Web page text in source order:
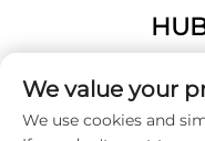
Tiongkok
Telp:+86-19859128239
We value your
We use cookies and